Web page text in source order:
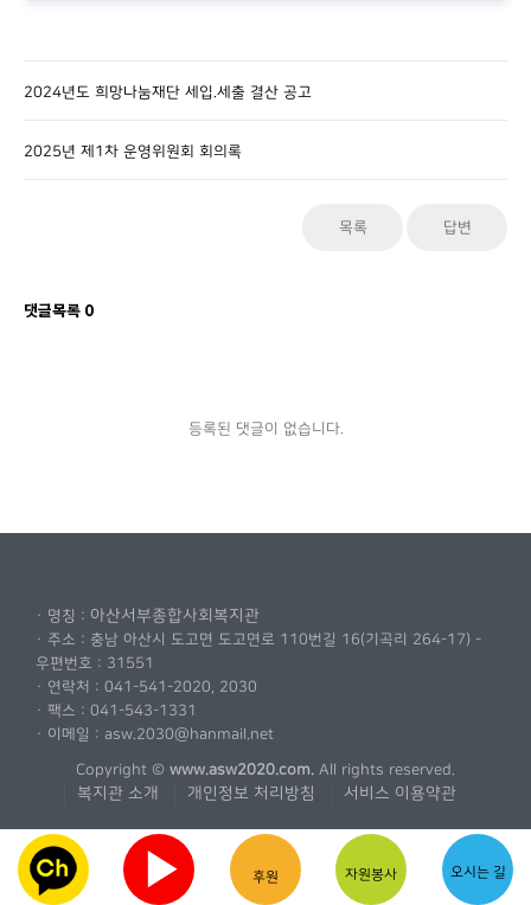
2024년도 희망나눔재단 세입.세출 결산 공고
2025년 제1차 운영위원회 회의록
목록 답변
댓글목록 0
등록된 댓글이 없습니다.
· 명칭 : 아산서부종합사회복지관
· 주소 : 충남 아산시 도고면 도고면로 110번길 16(기곡리 264-17) -
우편번호 : 31551
· 연락처 : 041-541-2020, 2030
· 팩스 : 041-543-1331
· 이메일 : asw.2030@hanmail.net
Copyright © www.asw2020.com. All rights reserved.
복지관 소개 개인정보 처리방침 서비스 이용약관
▶ 후원 자원봉사 오시는 길